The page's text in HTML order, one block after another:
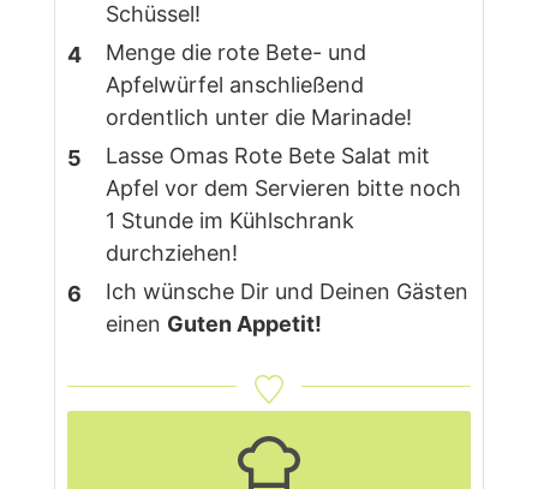
Schüssel!
Menge die rote Bete- und
Apfelwürfel anschließend
ordentlich unter die Marinade!
Lasse Omas Rote Bete Salat mit
Apfel vor dem Servieren bitte noch
1 Stunde im Kühlschrank
durchziehen!
Ich wünsche Dir und Deinen Gästen
einen Guten Appetit!